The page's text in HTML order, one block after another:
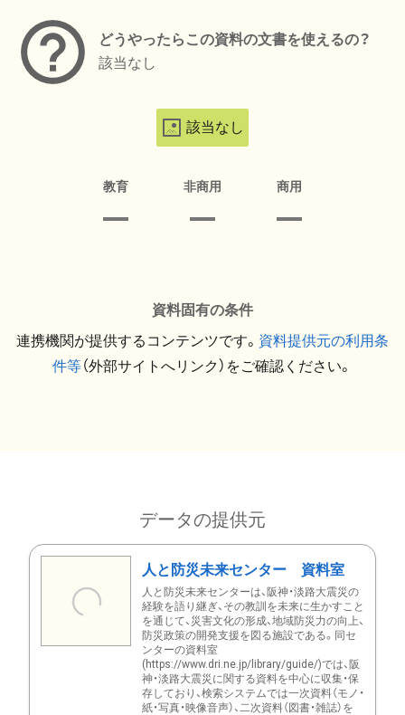
どうやったらこの資料の文書を使えるの？
該当なし
該当なし
教育 非商用 商用
資料固有の条件
連携機関が提供するコンテンツです。 資料提供元の利用条
件等（外部サイトへリンク）をご確認ください。
データの提供元
人と防災未来センター 資料室
人と防災未来センターは、阪神・淡路大震災の
経験を語り継ぎ、その教訓を未来に生かすこと
を通じて、災害文化の形成、地域防災力の向上、
防災政策の開発支援を図る施設である。同セ
ンターの資料室
(https://www.dri.ne.jp/library/guide/)では、阪
神・淡路大震災に関する資料を中心に収集・保
存しており、検索システムでは一次資料（モノ・
紙・写真・映像音声）、二次資料（図書・雑誌）を